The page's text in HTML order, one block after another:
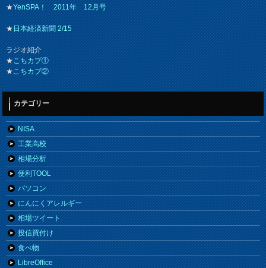
★YenSPA！ 2011年 12月号
★日本経済新聞 2/15
ラジオ紹介
★こちカブ①
★こちカブ②
カテゴリー
NISA
工業高校
相場分析
便利TOOL
パソコン
にんにくアレルギー
相場ツイート
投信買付け
食べ物
LibreOffice